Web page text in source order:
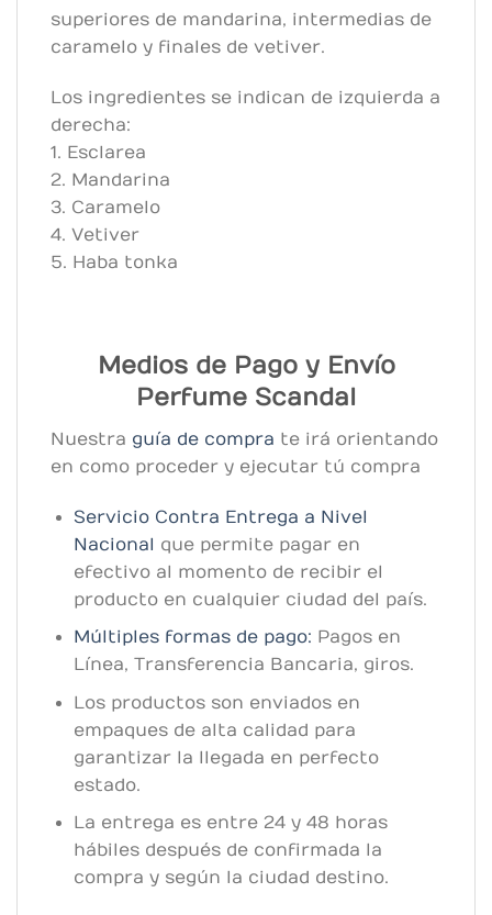
superiores de mandarina, intermedias de
caramelo y finales de vetiver.
Los ingredientes se indican de izquierda a
derecha:
1. Esclarea
2. Mandarina
3. Caramelo
4. Vetiver
5. Haba tonka
Medios de Pago y Envío
Perfume Scandal
Nuestra guía de compra te irá orientando
en como proceder y ejecutar tú compra
Servicio Contra Entrega a Nivel
Nacional que permite pagar en
efectivo al momento de recibir el
producto en cualquier ciudad del país.
Múltiples formas de pago: Pagos en
Línea, Transferencia Bancaria, giros.
Los productos son enviados en
empaques de alta calidad para
garantizar la llegada en perfecto
estado.
La entrega es entre 24 y 48 horas
hábiles después de confirmada la
compra y según la ciudad destino.